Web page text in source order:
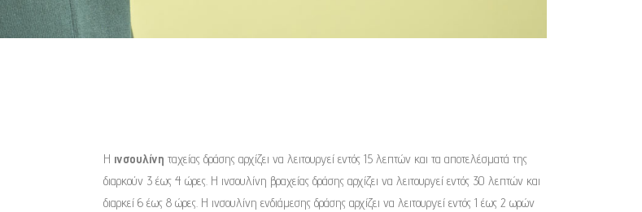
Η ινσουλίνη ταχείας δράσης αρχίζει να λειτουργεί εντός 15 λεπτών και τα αποτελέσματά της
διαρκούν 3 έως 4 ώρες. Η ινσουλίνη βραχείας δράσης αρχίζει να λειτουργεί εντός 30 λεπτών και
διαρκεί 6 έως 8 ώρες. Η ινσουλίνη ενδιάμεσης δράσης αρχίζει να λειτουργεί εντός 1 έως 2 ωρών